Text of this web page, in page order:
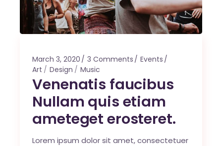
March 3, 2020 3 Comments
Events
Art
Design Music
Venenatis faucibus
Nullam quis etiam
ameteget erosteret.
Lorem ipsum dolor sit amet, consectetuer